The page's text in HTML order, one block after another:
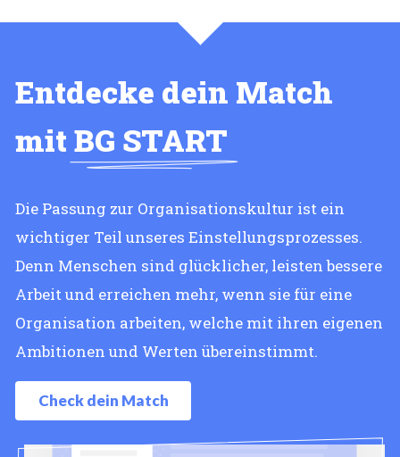
Entdecke dein Match
mit BG START
Die Passung zur Organisationskultur ist ein
wichtiger Teil unseres Einstellungsprozesses.
Denn Menschen sind glücklicher, leisten bessere
Arbeit und erreichen mehr, wenn sie für eine
Organisation arbeiten, welche mit ihren eigenen
Ambitionen und Werten übereinstimmt.
Check dein Match